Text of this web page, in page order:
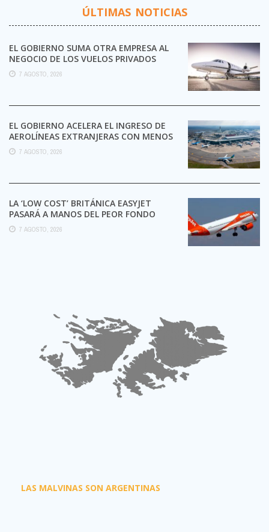
ÚLTIMAS NOTICIAS
EL GOBIERNO SUMA OTRA EMPRESA AL
NEGOCIO DE LOS VUELOS PRIVADOS
7 AGOSTO, 2026
EL GOBIERNO ACELERA EL INGRESO DE
AEROLÍNEAS EXTRANJERAS CON MENOS
TRÁMITES
7 AGOSTO, 2026
LA ‘LOW COST’ BRITÁNICA EASYJET
PASARÁ A MANOS DEL PEOR FONDO
POSIBLE:
7 AGOSTO, 2026
LAS MALVINAS SON ARGENTINAS